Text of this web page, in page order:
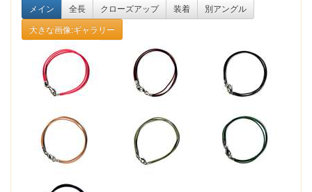
メイン
全長 クローズアップ 装着
別アングル
大きな画像:ギャラリー